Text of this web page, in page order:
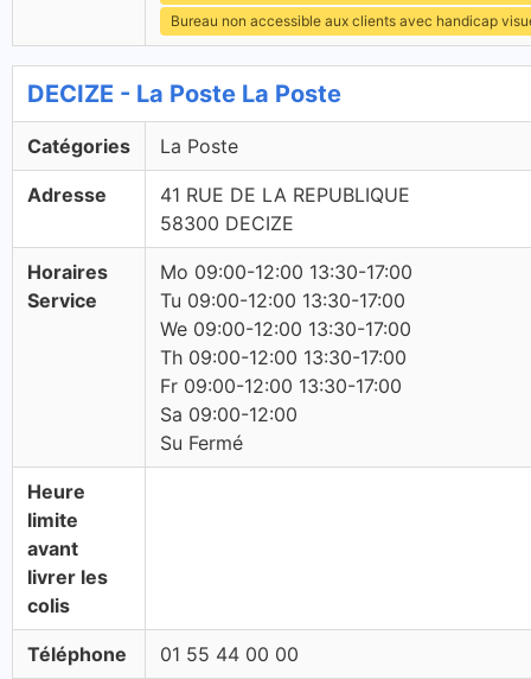
Bureau non accessible aux clients avec handicap
DECIZE - La Poste La Poste
Catégories La Poste
Adresse
41 RUE DE LA REPUBLIQUE
58300 DECIZE
Horaires
Service
Mo 09:00-12:00 13:30-17:00
Tu 09:00-12:00 13:30-17:00
We 09:00-12:00 13:30-17:00
Th 09:00-12:00 13:30-17:00
Fr 09:00-12:00 13:30-17:00
Sa 09:00-12:00
Su Fermé
Heure
limite
avant
livrer les
colis
Téléphone 01 55 44 00 00